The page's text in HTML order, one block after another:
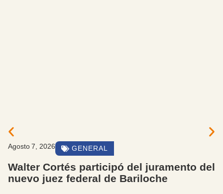
del
Agosto 7, 2026 EVENTOS Y ACTIVIDADES
El intendente Walter Cortés estuvo
presente en el acto de egreso de la